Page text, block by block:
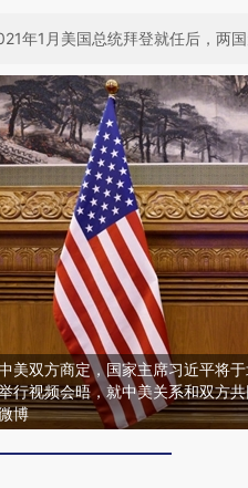
年1月美国总统拜登就任后，两
美双方商定，国家主席习近平将
行视频会晤，就中美关系和双方
博
请